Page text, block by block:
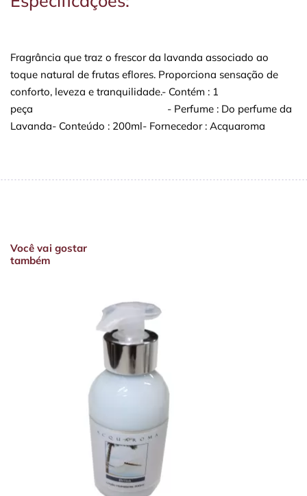
Fragrância que traz o frescor da lavanda associado ao
toque natural de frutas eflores. Proporciona sensação de
conforto, leveza e tranquilidade.- Contém : 1
peça - Perfume : Do perfume da
Lavanda- Conteúdo : 200ml- Fornecedor : Acquaroma
Você vai gostar
também